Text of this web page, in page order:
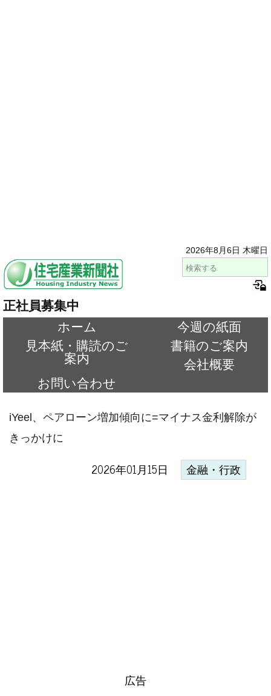
2026年8月6日 木曜日
正社員募集中
ホーム
今週の紙面
見本紙・購読のご
案内
書籍のご案内
会社概要
お問い合わせ
iYeel、ペアローン増加傾向に=マイナス金利解除が
きっかけに
2026年01月15日 金融・行政
広告